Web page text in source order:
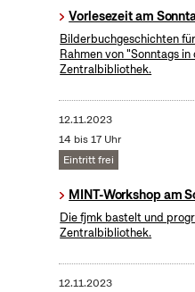
Vorlesezeit am
Bilderbuchgeschichten
Rahmen von "Sonntags
Zentralbibliothek.
12.11.2023
14 bis 17 Uhr
Eintritt frei
MINT-Workshop am
Die fjmk bastelt und
Zentralbibliothek.
12.11.2023